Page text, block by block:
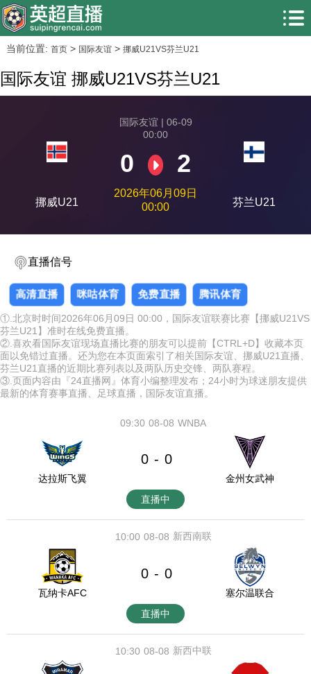
当前位置: 首页> 国际友谊> 挪威U21VS芬兰U21
国际友谊 挪威U21VS芬兰U21
挪威U21
国际友谊 | 06-09
00:00
0 2
2026年06月09日
00:00
芬兰U21
直播信号
高清直播 咪咕体育 免费直播 腾讯体育
①.北京时时间2026年06月09日 00:00，国际友谊联赛比赛【挪威U21VS
芬兰U21】准时在线免费直播。
②.喜欢看国际友谊现场直播比赛的朋友可以提前【CTRL+D】收藏本页
面以免错过直播。还为您在本页面索引了相关国际友谊、挪威U21直播、
芬兰U21直播的近期比赛列表以及两队历史交锋、两队赛程。
③.页面内容由『24直播网』体育小编整理发布；24小时为球迷朋友提供
最新的体育赛事直播、足球直播，国际友谊直播。
08-08
09:30 WNBA
达拉斯飞翼
0 - 0
金州女武神
直播中
08-08
10:00 新西南联
瓦纳卡AFC
0 - 0
塞尔温联合
直播中
08-08
10:30 新西中联